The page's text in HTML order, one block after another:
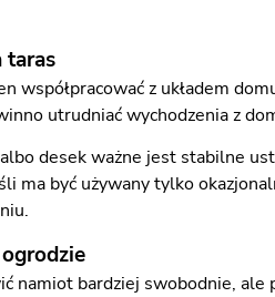
taras
współpracować z układem
utrudniać wychodzenia z
desek ważne jest stabilne
ma być używany tylko
namiot bardziej swobodnie, ale